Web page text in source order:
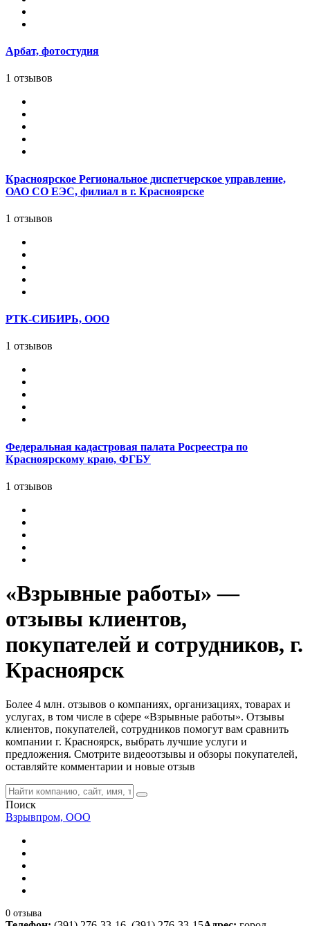
Арбат, фотостудия
1 отзывов
Красноярское Региональное диспетчерское управление,
ОАО СО ЕЭС, филиал в г. Красноярске
1 отзывов
РТК-СИБИРЬ, ООО
1 отзывов
Федеральная кадастровая палата Росреестра по
Красноярскому краю, ФГБУ
1 отзывов
«Взрывные работы» —
отзывы клиентов,
покупателей и сотрудников, г.
Красноярск
Более 4 млн. отзывов о компаниях, организациях, товарах и
услугах, в том числе в сфере «Взрывные работы». Отзывы
клиентов, покупателей, сотрудников помогут вам сравнить
компании г. Красноярск, выбрать лучшие услуги и
предложения. Смотрите видеоотзывы и обзоры покупателей,
оставляйте комментарии и новые отзыв
Поиск
Взрывпром, ООО
0 отзыва